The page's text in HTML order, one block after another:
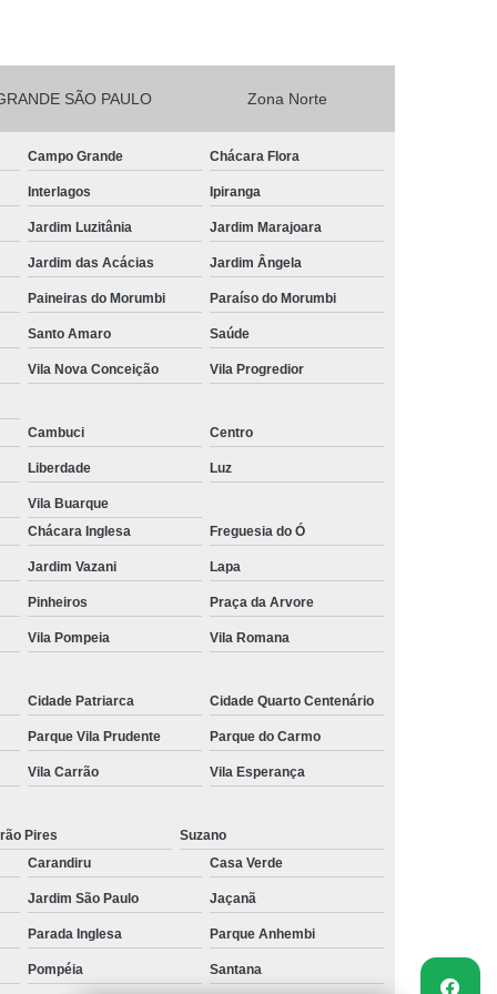
para Festa São João Climaco
Salgadinhos para Aniversário Infantil Sacomã
de Aniversario Pq Bristol
Perto de Mim Vila Liviero
Festa São João Climaco
para Festas São Caetano
Festa Heliópolis
Kit Salgado para Festa
Salgado para Festa Congelado
Infantil
Salgado para Festa de Casamento
Salgado para Festa Encomenda
Salgado para Festa para 30 Pessoas
SÃO PAULO Zona Norte
Campo Grande Chácara Flora
Interlagos Ipiranga
Jardim Luzitânia Jardim Marajoara
Jardim das Acácias Jardim Ângela
Paineiras do Morumbi Paraíso do Morumbi
Santo Amaro Saúde
Vila Nova Conceição Vila Progredior
Cambuci Centro
Liberdade Luz
Vila Buarque
Chácara Inglesa Freguesia do Ó
Jardim Vazani Lapa
Pinheiros Praça da Arvore
Vila Pompeia Vila Romana
Cidade Patriarca Cidade Quarto Centenário
Parque Vila Prudente Parque do Carmo
Vila Carrão Vila Esperança
Pires
Suzano
Carandiru Casa Verde
Jardim São Paulo Jaçanã
Parada Inglesa Parque Anhembi
Pompéia Santana